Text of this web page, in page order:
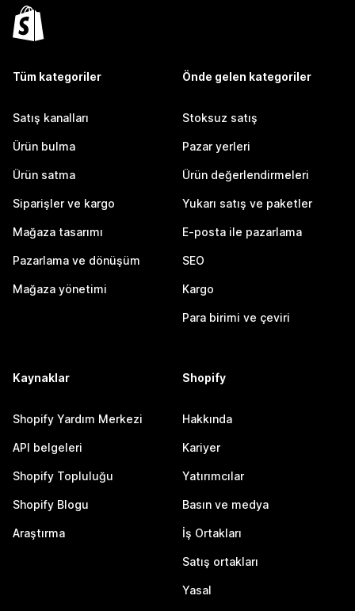
Tüm kategoriler
Satış kanalları
Ürün bulma
Ürün satma
Siparişler ve kargo
Mağaza tasarımı
Pazarlama ve dönüşüm
Mağaza yönetimi
Önde gelen kategoriler
Stoksuz satış
Pazar yerleri
Ürün değerlendirmeleri
Yukarı satış ve paketler
E-posta ile pazarlama
SEO
Kargo
Para birimi ve çeviri
Kaynaklar
Shopify Yardım Merkezi
API belgeleri
Shopify Topluluğu
Shopify Blogu
Araştırma
Shopify
Hakkında
Kariyer
Yatırımcılar
Basın ve medya
İş Ortakları
Satış ortakları
Yasal